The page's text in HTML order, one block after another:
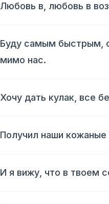
Любовь в, любовь в
Буду самым быстрым,
мимо нас.
Хочу дать кулак, все
Получил наши
И я вижу, что в твоем